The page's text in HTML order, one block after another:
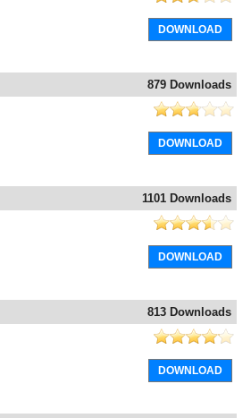
DOWNLOAD
879 Downloads
DOWNLOAD
1101 Downloads
DOWNLOAD
813 Downloads
DOWNLOAD